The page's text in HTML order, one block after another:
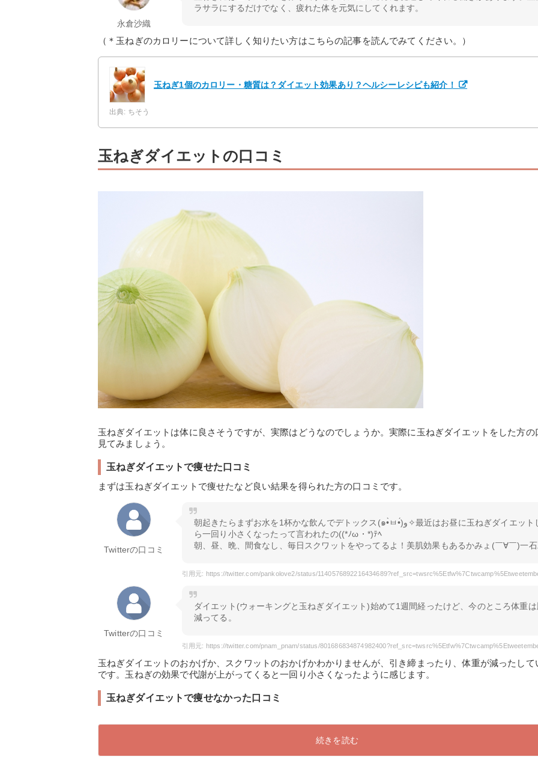
永倉沙織
ラサラにするだけでなく、疲れた体を元気にしてくれます。
（＊玉ねぎのカロリーについて詳しく知りたい方はこちらの記事を読んでみてください。）
玉ねぎ1個のカロリー・糖質は？ダイエット効果あり？ヘルシーレシピも紹介！
出典: ちそう
玉ねぎダイエットの口コミ
玉ねぎダイエットは体に良さそうですが、実際はどうなのでしょうか。実際に玉ねぎダイエットをした方の
見てみましょう。
玉ねぎダイエットで痩せた口コミ
まずは玉ねぎダイエットで痩せたなど良い結果を得られた方の口コミです。
Twitterの口コミ
朝起きたらまずお水を1杯かな飲んでデトックス(๑•̀ㅂ•́)و✧最近はお昼に玉ねぎダイエットしてた
ら一回り小さくなったって言われたの((*ﾉω・*)ﾃﾍ
朝、昼、晩、間食なし、毎日スクワットをやってるよ！美肌効果もあるかみょ(￣∀￣)一
Twitterの口コミ
ダイエット(ウォーキングと玉ねぎダイエット)始めて1週間経ったけど、今のところ体重
減ってる。
玉ねぎダイエットのおかげか、スクワットのおかげかわかりませんが、引き締まったり、体重が減ったして
です。玉ねぎの効果で代謝が上がってくると一回り小さくなったように感じます。
玉ねぎダイエットで痩せなかった口コミ
続きを読む